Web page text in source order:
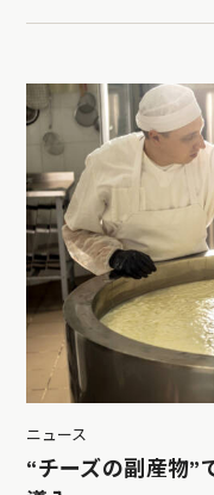
ニュース
“チーズの副産物”